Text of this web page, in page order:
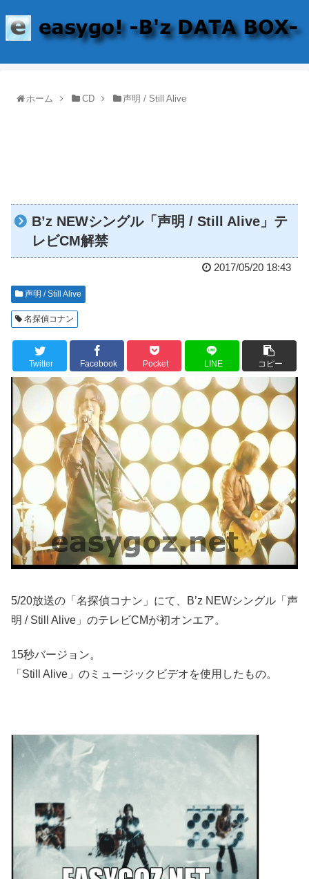
ホーム CD 声明 / Still Alive
B’z NEWシングル「声明 / Still Alive」テ
レビCM解禁
2017/05/20 18:43
声明 / Still Alive
名探偵コナン
Twitter Facebook Pocket LINE コピー
5/20放送の「名探偵コナン」にて、B’z NEWシングル「声
明 / Still Alive」のテレビCMが初オンエア。
15秒バージョン。
「Still Alive」のミュージックビデオを使用したもの。